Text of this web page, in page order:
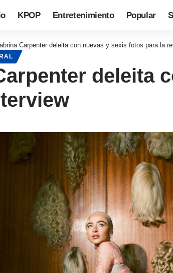
KPOP Entretenimiento Popular
Carpenter deleita con nuevas y sexis fotos para la
deleita